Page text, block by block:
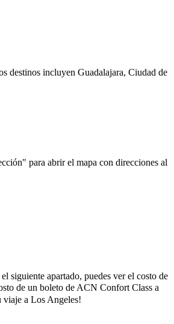
destinos incluyen Guadalajara, Ciudad de
para abrir el mapa con direcciones al
siguiente apartado, puedes ver el costo de
de un boleto de ACN Confort Class a
viaje a Los Angeles!